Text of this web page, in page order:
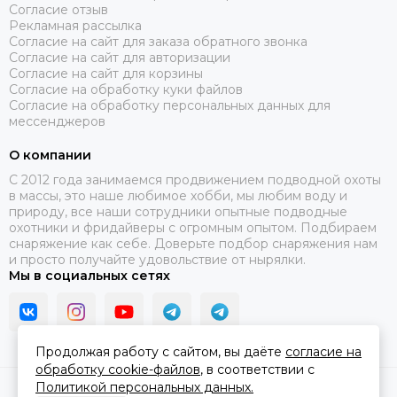
качественного японского неопрена Ямамото за счет чего
очень легко надевается и доставляет минимум
дискомфорта охотнику.
Сарган Неман — топовая модель 2014 года, имеет очень
сложный крой с использованием неопрена разных толщин.
Сарган Селигер — линейка так называемых «голых
гидрокостюмов» открытая пора как внутри так и снаружи.
условий.
Сарган Урал — новинка 2016 года. Очень интересная
линейка сочетающая в себе весь опыт и разработки
компании Сарган в производстве гидрокостюмов. Очень
сложный и эргономичный крой, обновленная лицевая
Какие отзывы о гидрокостюмах
Сарган?
Согласие отзыв
Рекламная рассылка
Согласие на сайт для заказа обратного звонка
Согласие на сайт для авторизации
Согласие на сайт для корзины
Согласие на обработку куки файлов
Согласие на обработку персональных данных для
мессенджеров
О компании
C 2012 года занимаемся продвижением подводной охоты
в массы, это наше любимое хобби, мы любим воду и
природу, все наши сотрудники опытные подводные
охотники и фридайверы с огромным опытом. Подбираем
снаряжение как себе. Доверьте подбор снаряжения нам
и просто получайте удовольствие от нырялки.
Мы в социальных сетях
2026 © В ластах.Карта сайта
Продолжая работу с сайтом, вы даёте согласие на
обработку cookie-файлов, в соответствии с
Политикой персональных данных.